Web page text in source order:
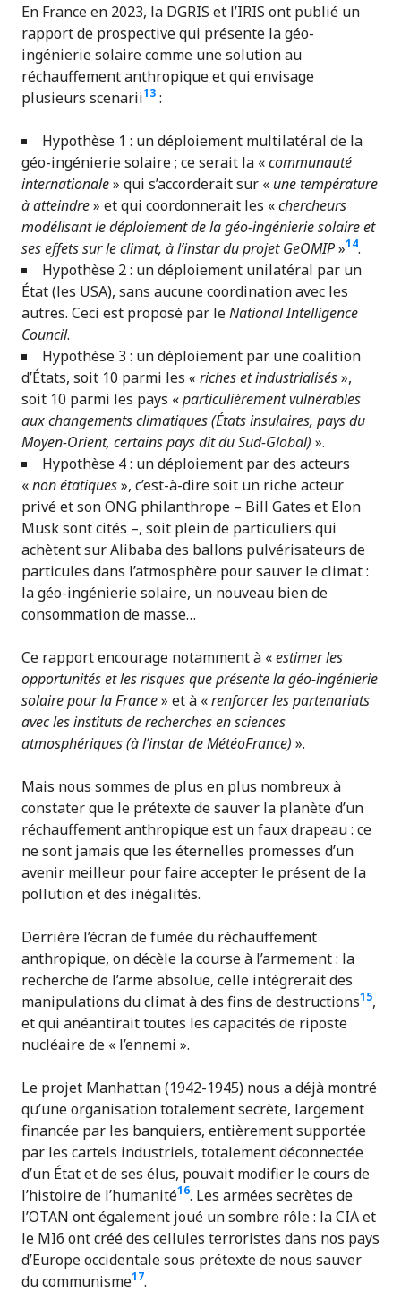
En France en 2023, la DGRIS et l’IRIS ont publié un
rapport de prospective qui présente la géo-
ingénierie solaire comme une solution au
réchauffement anthropique et qui envisage
plusieurs scenarii13 :
Hypothèse 1 : un déploiement multilatéral de la
géo-ingénierie solaire ; ce serait la «communauté
internationale» qui s’accorderait sur « une température
à atteindre» et qui coordonnerait les «chercheurs
modélisant le déploiement de la géo-ingénierie solaire et
ses effets sur le climat, à l’instar du projet GeOMIP»14.
Hypothèse 2 : un déploiement unilatéral par un
État (les USA), sans aucune coordination avec les
autres. Ceci est proposé par leNational Intelligence
Council.
Hypothèse 3 : un déploiement par une coalition
d’États, soit 10 parmi les « riches et industrialisés»,
soit 10 parmi les pays «particulièrement vulnérables
aux changements climatiques (États insulaires, pays du
Moyen-Orient, certains pays dit du Sud-Global) ».
Hypothèse 4 : un déploiement par des acteurs
«non étatiques», c’est-à-dire soit un riche acteur
privé et son ONG philanthrope – Bill Gates et Elon
Musk sont cités –, soit plein de particuliers qui
achètent sur Alibaba des ballons pulvérisateurs de
particules dans l’atmosphère pour sauver le climat :
la géo-ingénierie solaire, un nouveau bien de
consommation de masse…
Ce rapport encourage notamment à «estimer les
opportunités et les risques que présente la géo-ingénierie
solaire pour la France» et à «renforcer les partenariats
avec les instituts de recherches en sciences
atmosphériques (à l’instar de MétéoFrance) ».
Mais nous sommes de plus en plus nombreux à
constater que le prétexte de sauver la planète d’un
réchauffement anthropique est un faux drapeau : ce
ne sont jamais que les éternelles promesses d’un
avenir meilleur pour faire accepter le présent de la
pollution et des inégalités.
Derrière l’écran de fumée du réchauffement
anthropique, on décèle la course à l’armement : la
recherche de l’arme absolue, celle intégrerait des
manipulations du climat à des fins de destructions15,
et qui anéantirait toutes les capacités de riposte
nucléaire de « l’ennemi ».
Le projet Manhattan (1942-1945) nous a déjà montré
qu’une organisation totalement secrète, largement
financée par les banquiers, entièrement supportée
par les cartels industriels, totalement déconnectée
d’un État et de ses élus, pouvait modifier le cours de
l’histoire de l’humanité16. Les armées secrètes de
l’OTAN ont également joué un sombre rôle : la CIA et
le MI6 ont créé des cellules terroristes dans nos pays
d’Europe occidentale sous prétexte de nous sauver
du communisme17.